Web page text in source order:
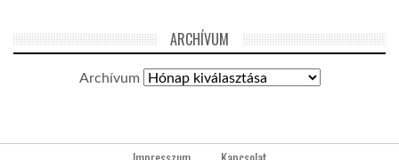
ARCHÍVUM
Archívum